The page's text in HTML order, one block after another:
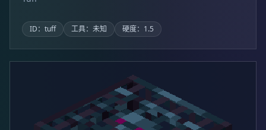
ID：tuff 工具：未知 硬度：1.5